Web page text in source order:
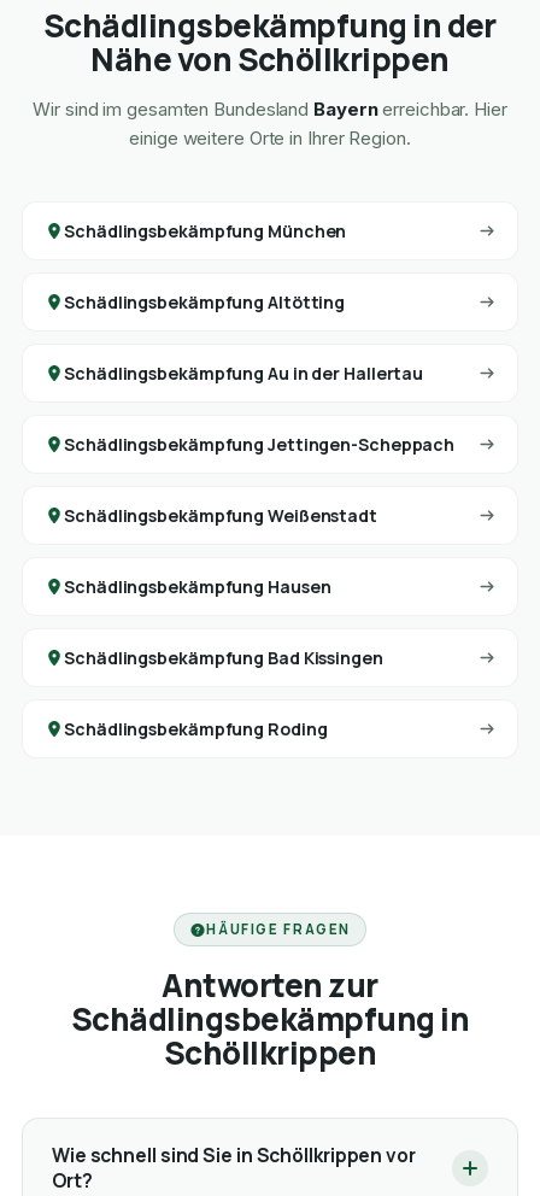
Schädlingsbekämpfung in der
Nähe von Schöllkrippen
Wir sind im gesamten Bundesland Bayernerreichbar. Hier
einige weitere Orte in Ihrer Region.
Schädlingsbekämpfung München
Schädlingsbekämpfung Altötting
Schädlingsbekämpfung Au in der Hallertau
Schädlingsbekämpfung Jettingen-Scheppach
Schädlingsbekämpfung Weißenstadt
Schädlingsbekämpfung Hausen
Schädlingsbekämpfung Bad Kissingen
Schädlingsbekämpfung Roding
HÄUFIGE FRAGEN
Antworten zur
Schädlingsbekämpfung in
Schöllkrippen
Wie schnell sind Sie in Schöllkrippen vor
Ort?